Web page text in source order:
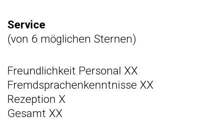
Service
(von 6 möglichen Sternen)
Freundlichkeit Personal XX
Fremdsprachenkenntnisse XX
Rezeption X
Gesamt XX